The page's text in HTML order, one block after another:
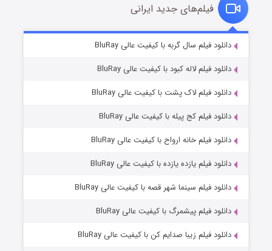
قسمت۶ (زیرنویس) منتشر شد
فیلم‌های جدید ایرانی
دانلود فیلم سال گربه با کیفیت عالی BluRay
دانلود فیلم لاله کبود با کیفیت عالی BluRay
دانلود فیلم لاک پشت با کیفیت عالی BluRay
دانلود فیلم کج‌ پیله با کیفیت عالی BluRay
دانلود فیلم خانه ارواح با کیفیت عالی BluRay
دانلود فیلم یازده یازده با کیفیت عالی BluRay
دانلود فیلم سینما شهر قصه با کیفیت عالی BluRay
دانلود فیلم پیشمرگ با کیفیت عالی BluRay
دانلود فیلم زیبا صدایم کن با کیفیت عالی BluRay